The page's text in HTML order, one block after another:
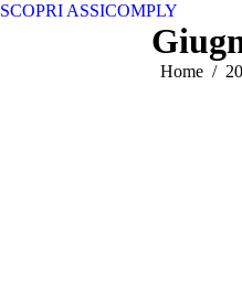
SCOPRI ASSICOMPLY
You are
Home